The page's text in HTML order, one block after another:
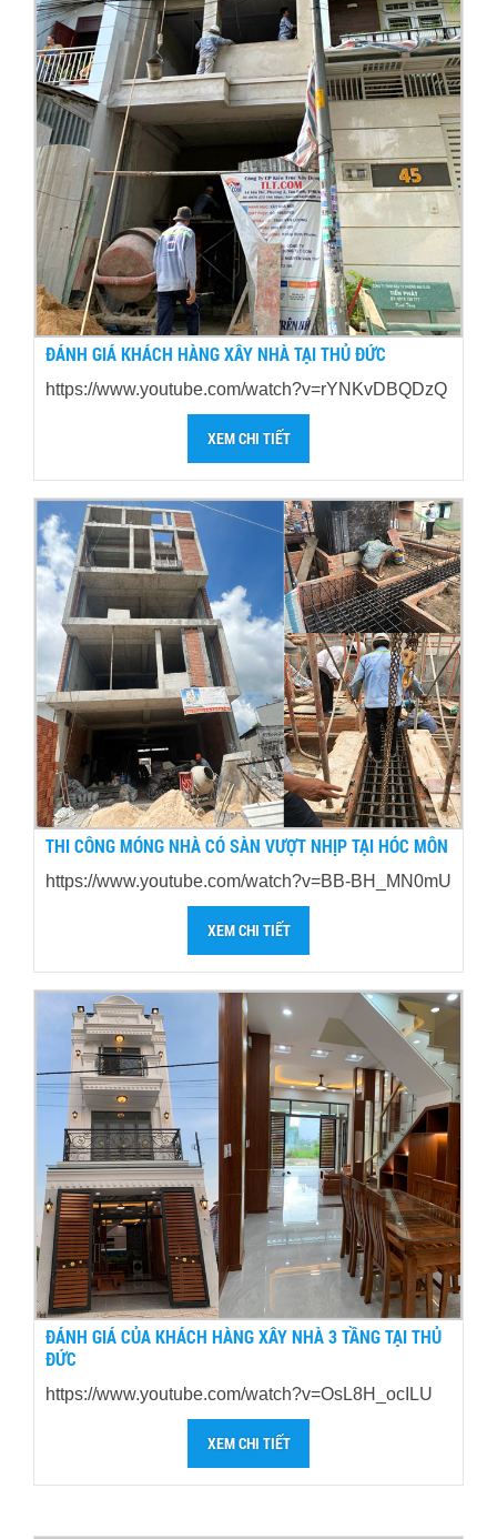
ĐÁNH GIÁ KHÁCH HÀNG XÂY NHÀ TẠI THỦ ĐỨC
https://www.youtube.com/watch?v=rYNKvDBQDzQ
XEM CHI TIẾT
THI CÔNG MÓNG NHÀ CÓ SÀN VƯỢT NHỊP TẠI HÓC MÔN
https://www.youtube.com/watch?v=BB-BH_MN0mU
XEM CHI TIẾT
ĐÁNH GIÁ CỦA KHÁCH HÀNG XÂY NHÀ 3 TẦNG TẠI THỦ
ĐỨC
https://www.youtube.com/watch?v=OsL8H_ocILU
XEM CHI TIẾT